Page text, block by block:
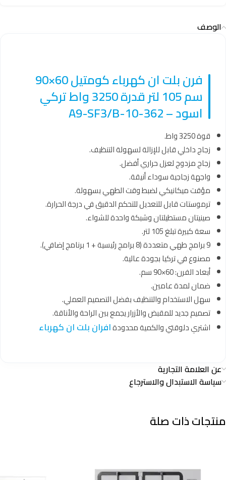
الوصف
فرن بلت ان كهرباء كومتيل 60×90
سم 105 لتر قدرة 3250 واط تركي
اسود – 362-10-A9-SF3/B
قوة 3250 واط.
زجاج داخلي قابل للإزالة لسهولة التنظيف.
زجاج مزدوج لعزل حراري أفضل.
واجهة زجاجية سوداء أنيقة.
مؤقت ميكانيكي لضبط وقت الطهي بسهولة.
ترموستات قابل للتعديل للتحكم الدقيق في درجة الحرارة.
صينيتان مستطيلتان وشبكة واحدة للشواء.
سعة كبيرة تبلغ 105 لتر.
9 برامج طهي متعددة (8 برامج رئيسية + 1 برنامج إضافي).
مصنوع في تركيا بجودة عالية.
أبعاد الفرن: 60×90 سم.
ضمان لمدة عامين.
سهل الاستخدام والتنظيف بفضل التصميم العملي.
تصميم جديد للمقبض والأزرار يجمع بين الراحة والأناقة.
اشتري دلوقتي والكمية محدودةافران بلت ان كهرباء
عن العلامة التجارية
سياسة الاستبدال والاسترجاع
منتجات ذات صلة